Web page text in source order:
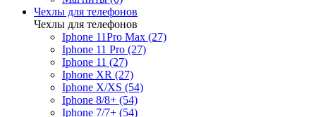
Чехлы для телефонов
Чехлы для телефонов
Iphone 11Pro Max (27)
Iphone 11 Pro (27)
Iphone 11 (27)
Iphone XR (27)
Iphone X/XS (54)
Iphone 8/8+ (54)
Iphone 7/7+ (54)